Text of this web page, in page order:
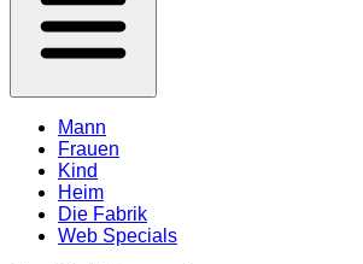
Mann
Frauen
Kind
Heim
Die Fabrik
Web Specials